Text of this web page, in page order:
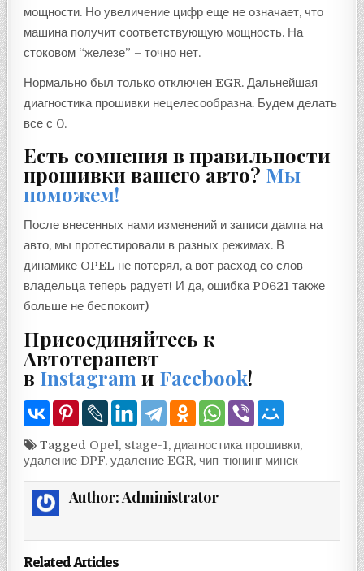
мощности. Но увеличение цифр еще не означает, что
машина получит соответствующую мощность. На
стоковом “железе” – точно нет.
Нормально был только отключен EGR. Дальнейшая
диагностика прошивки нецелесообразна. Будем делать
все с 0.
Есть сомнения в правильности
прошивки вашего авто? Мы
поможем!
После внесенных нами изменений и записи дампа на
авто, мы протестировали в разных режимах. В
динамике OPEL не потерял, а вот расход со слов
владельца теперь радует! И да, ошибка P0621 также
больше не беспокоит)
Присоединяйтесь к
Автотерапевт
в Instagram и Facebook!
Tagged Opel, stage-1,диагностика прошивки,
удаление DPF,удаление EGR, чип-тюнинг минск
Author:Administrator
Related Articles